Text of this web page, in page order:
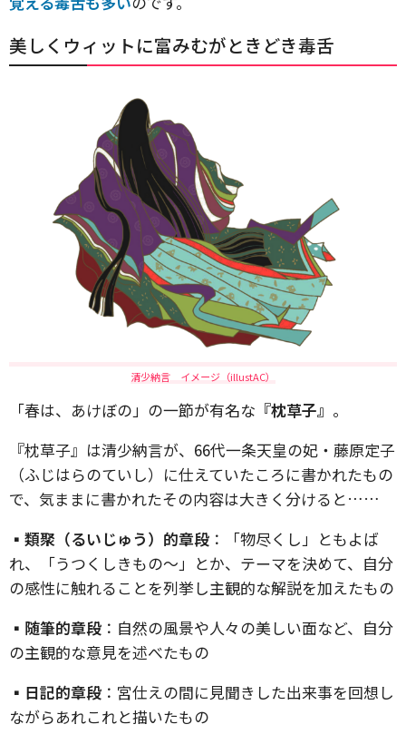
美しくウィットに富みむがときどき毒舌
清少納言 イメージ（illustAC）
「春は、あけぼの」の一節が有名な 『枕草子』 。
『枕草子』は清少納言が、66代一条天皇の妃・藤原定子
（ふじはらのていし）に仕えていたころに書かれたもの
で、気ままに書かれたその内容は大きく分けると……
▪︎ 類聚（るいじゅう）的章段 ：「物尽くし」ともよば
れ、「うつくしきもの～」とか、テーマを決めて、自分
の感性に触れることを列挙し主観的な解説を加えたもの
▪︎ 随筆的章段 ：自然の風景や人々の美しい面など、自分
の主観的な意見を述べたもの
▪︎ 日記的章段 ：宮仕えの間に見聞きした出来事を回想し
ながらあれこれと描いたもの